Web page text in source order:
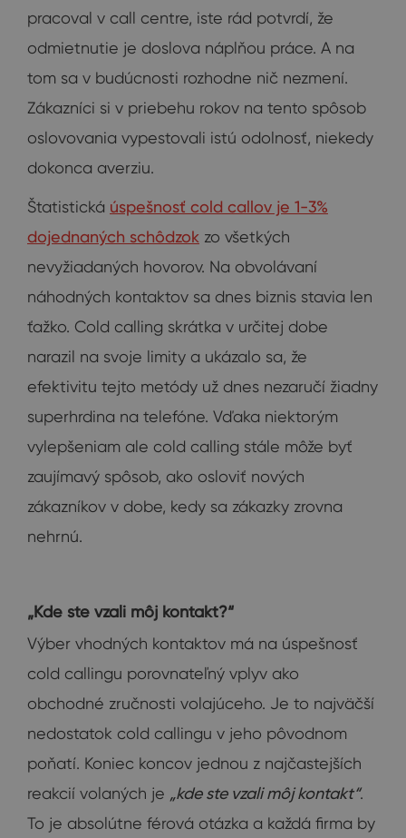
pracoval v call centre, iste rád potvrdí, že
odmietnutie je doslova náplňou práce. A na
tom sa v budúcnosti rozhodne nič nezmení.
Zákazníci si v priebehu rokov na tento spôsob
oslovovania vypestovali istú odolnosť, niekedy
dokonca averziu.
Štatistická úspešnosť cold callov je 1-3%
dojednaných schôdzok zo všetkých
nevyžiadaných hovorov. Na obvolávaní
náhodných kontaktov sa dnes biznis stavia len
ťažko. Cold calling skrátka v určitej dobe
narazil na svoje limity a ukázalo sa, že
efektivitu tejto metódy už dnes nezaručí žiadny
superhrdina na telefóne. Vďaka niektorým
vylepšeniam ale cold calling stále môže byť
zaujímavý spôsob, ako osloviť nových
zákazníkov v dobe, kedy sa zákazky zrovna
nehrnú.
„Kde ste vzali môj kontakt?“
Výber vhodných kontaktov má na úspešnosť
cold callingu porovnateľný vplyv ako
obchodné zručnosti volajúceho. Je to najväčší
nedostatok cold callingu v jeho pôvodnom
poňatí. Koniec koncov jednou z najčastejších
reakcií volaných je „kde ste vzali môj kontakt“.
To je absolútne férová otázka a každá firma by